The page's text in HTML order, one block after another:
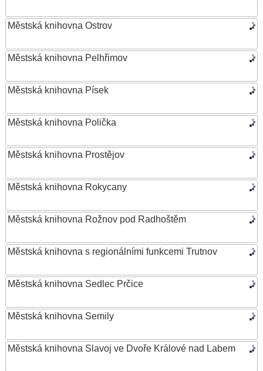
Městská knihovna Ostrov
Městská knihovna Pelhřimov
Městská knihovna Písek
Městská knihovna Polička
Městská knihovna Prostějov
Městská knihovna Rokycany
Městská knihovna Rožnov pod Radhoštěm
Městská knihovna s regionálními funkcemi Trutnov
Městská knihovna Sedlec Prčice
Městská knihovna Semily
Městská knihovna Slavoj ve Dvoře Králové nad Labem